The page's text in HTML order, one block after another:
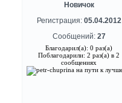
Новичок
Регистрация: 05.04.2012
Сообщений: 27
Благодарил(а): 0 раз(а)
Поблагодарили: 2 раз(а) в 2
сообщениях